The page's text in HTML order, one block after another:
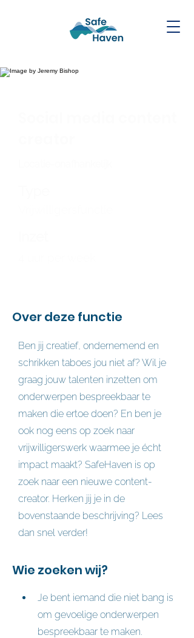
Over deze functie
Ben jij creatief, ondernemend en
schrikken taboes jou niet af? Wil je
graag jouw talenten inzetten om
onderwerpen bespreekbaar te
maken die ertoe doen? En ben je
ook nog eens op zoek naar
vrijwilligerswerk waarmee je écht
impact maakt? SafeHaven is op
zoek naar een nieuwe content-
creator. Herken jij je in de
bovenstaande beschrijving? Lees
dan snel verder!
Wie zoeken wij?
Je bent iemand die niet bang is
om gevoelige onderwerpen
bespreekbaar te maken.